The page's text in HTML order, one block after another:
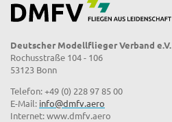
Deutscher Modellflieger Verband e.V.
Rochusstraße 104 - 106
53123 Bonn
Telefon: +49 (0) 228 97 85 00
E-Mail: info@dmfv.aero
Internet: www.dmfv.aero